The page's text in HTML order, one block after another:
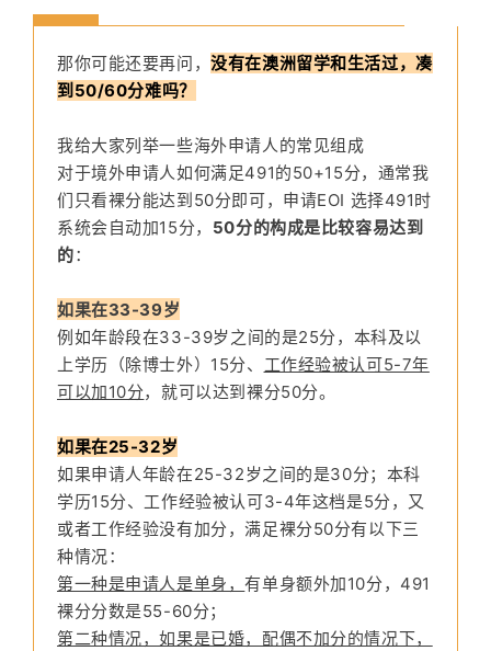
那你可能还要再问，没有在澳洲留学和生活过，凑
到50/60分难吗？
我给大家列举一些海外申请人的常见组成
对于境外申请人如何满足491的50+15分，通常我
们只看裸分能达到50分即可，申请EOI 选择491时
系统会自动加15分， 50分的构成是比较容易达到
的：
如果在33-39岁
例如年龄段在33-39岁之间的是25分，本科及以
上学历（除博士外）15分、 工作经验被认可5-7年
可以加10分，就可以达到裸分50分。
如果在25-32岁
如果申请人年龄在25-32岁之间的是30分；本科
学历15分、工作经验被认可3-4年这档是5分，又
或者工作经验没有加分，满足裸分50分有以下三
种情况：
第一种是申请人是单身，有单身额外加10分，491
裸分分数是55-60分；
第二种情况，如果是已婚，配偶不加分的情况下，